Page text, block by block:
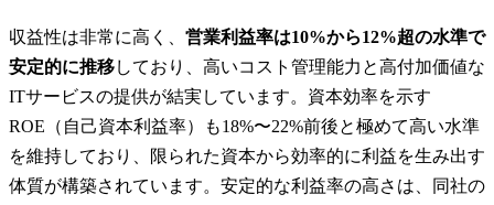
収益性は非常に高く、 営業利益率は10%から12%超の水準で
安定的に推移しており、高いコスト管理能力と高付加価値な
ITサービスの提供が結実しています。資本効率を示す
ROE（自己資本利益率）も18%〜22%前後と極めて高い水準
を維持しており、限られた資本から効率的に利益を生み出す
体質が構築されています。安定的な利益率の高さは、同社の